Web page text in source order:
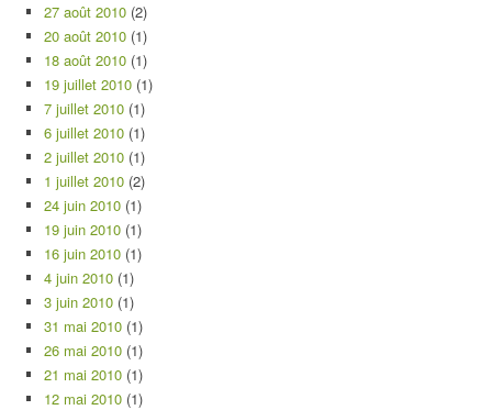
27 août 2010 (2)
20 août 2010 (1)
18 août 2010 (1)
19 juillet 2010 (1)
7 juillet 2010 (1)
6 juillet 2010 (1)
2 juillet 2010 (1)
1 juillet 2010 (2)
24 juin 2010 (1)
19 juin 2010 (1)
16 juin 2010 (1)
4 juin 2010 (1)
3 juin 2010 (1)
31 mai 2010 (1)
26 mai 2010 (1)
21 mai 2010 (1)
12 mai 2010 (1)